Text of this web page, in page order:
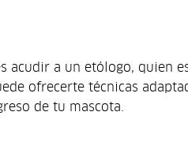
acudir a un etólogo, quien
ofrecerte técnicas
de tu mascota.